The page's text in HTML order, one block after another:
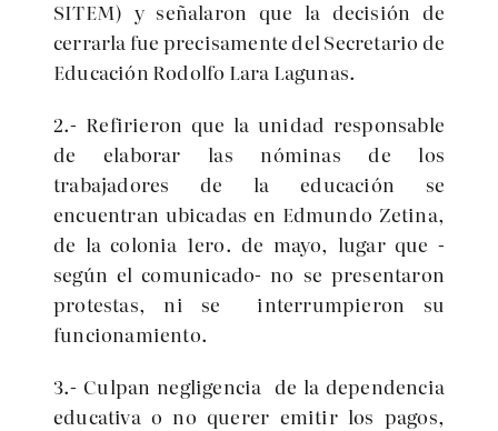
SITEM) y señalaron que la decisión de
cerrarla fue precisamente del Secretario de
Educación Rodolfo Lara Lagunas.
2.- Refirieron que la unidad responsable
de elaborar las nóminas de los
trabajadores de la educación se
encuentran ubicadas en Edmundo Zetina,
de la colonia 1ero. de mayo, lugar que -
según el comunicado- no se presentaron
protestas, ni se interrumpieron su
funcionamiento.
3.- Culpan negligencia de la dependencia
educativa o no querer emitir los pagos,